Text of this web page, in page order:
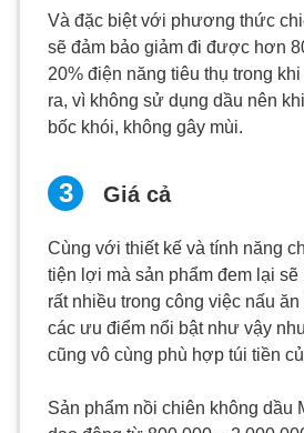
Và đặc biệt với phương thức
sẽ đảm bảo giảm đi được hơn
20% điện năng tiêu thụ trong
ra, vì không sử dụng dầu nên
bốc khói, không gây mùi.
Giá cả
Cùng với thiết kế và tính năng
tiện lợi mà sản phẩm đem lại
rất nhiều trong công việc nấu
các ưu điểm nổi bật như vậy
cũng vô cùng phù hợp túi tiền
Sản phẩm nồi chiên không dầu